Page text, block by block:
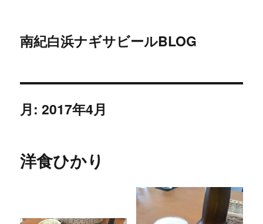
南紀白浜ナギサビールBLOG
月:2017年4月
洋食ひかり